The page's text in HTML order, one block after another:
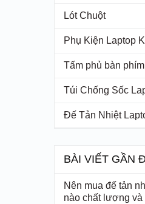
Lót Chuột
Phụ Kiện Laptop
Tấm phủ bàn
Túi Chống Sốc
Đế Tản Nhiệt
BÀI VIẾT GẦN
Nên mua đế tản
nào chất lượng